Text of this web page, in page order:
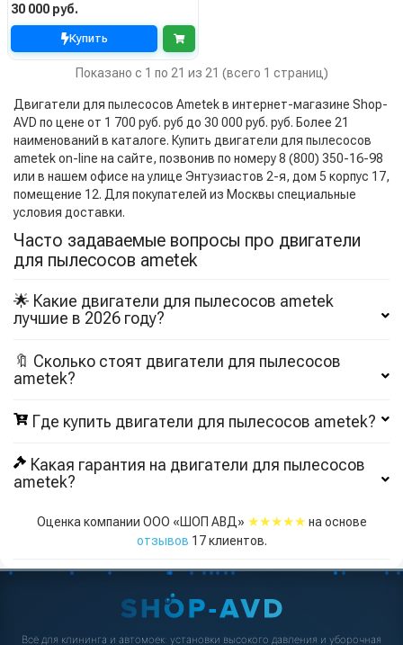
30 000 руб.
Купить
Показано с 1 по 21 из 21 (всего 1 страниц)
Двигатели для пылесосов Ametek в интернет-магазине Shop-
AVD по цене от 1 700 руб. руб до 30 000 руб. руб. Более 21
наименований в каталоге. Купить двигатели для пылесосов
ametek on-line на сайте, позвонив по номеру 8 (800) 350-16-98
или в нашем офисе на улице Энтузиастов 2-я, дом 5 корпус 17,
помещение 12. Для покупателей из Москвы специальные
условия доставки.
Часто задаваемые вопросы про двигатели
для пылесосов ametek
🌟 Какие двигатели для пылесосов ametek
лучшие в 2026 году?
🔖 Сколько стоят двигатели для пылесосов
ametek?
Где купить двигатели для пылесосов ametek?
Какая гарантия на двигатели для пылесосов
ametek?
Оценка компании ООО «ШОП АВД» ★★★★★ на основе
отзывов 17клиентов.
Всё для клининга и автомоек: установки высокого давления и уборочная